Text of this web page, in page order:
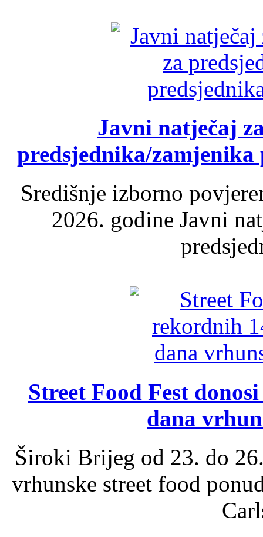
Javni natječaj
predsjednika/
Središnje izborno
2026. godine Javni
Street Food Fest
dana
Široki Brijeg od 23. do
vrhunske street food